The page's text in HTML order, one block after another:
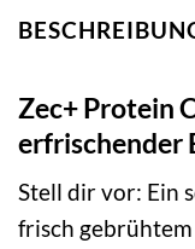
Zec+ Protein
erfrischender
Stell dir vor: Ein
frisch gebrühtem